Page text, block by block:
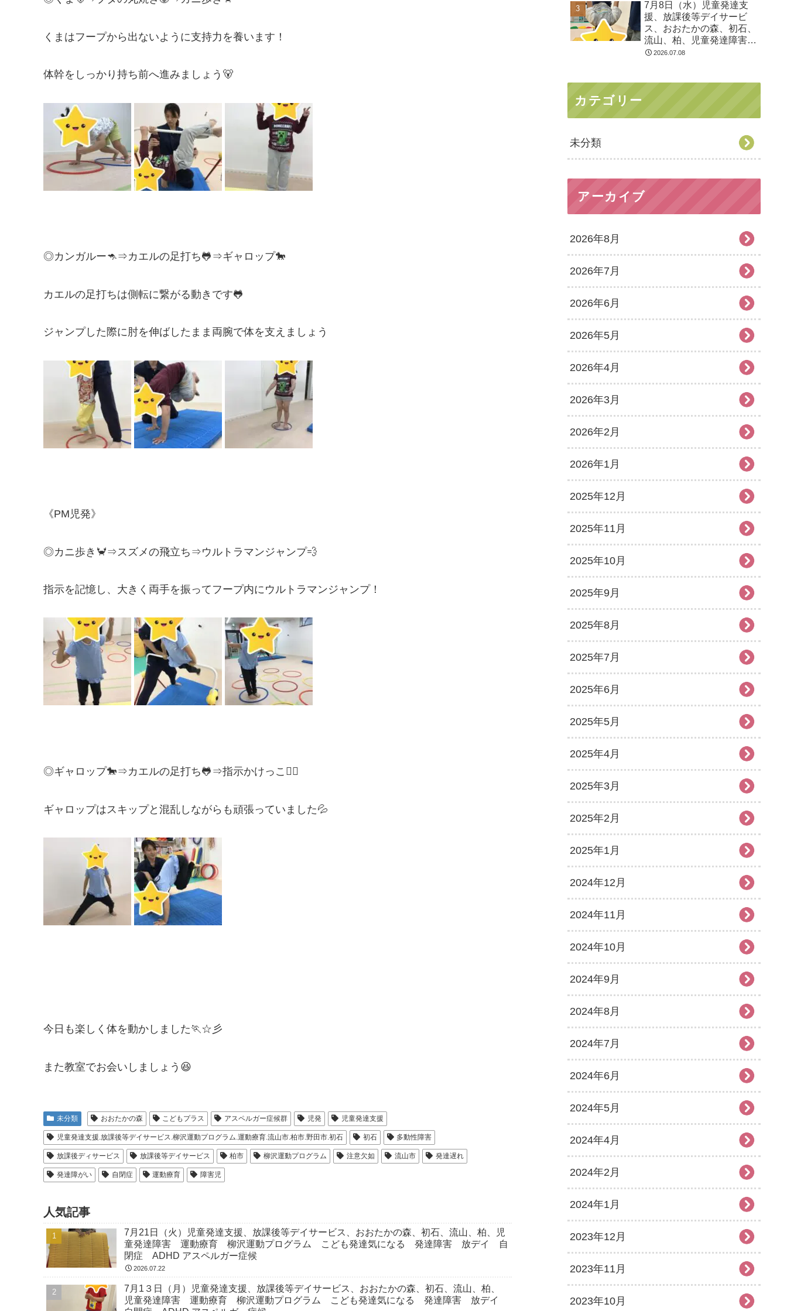
くまはフープから出ないように支持力を養います！
体幹をしっかり持ち前へ進みましょう🐻
◎カンガルー🦘⇒カエルの足打ち🐸⇒ギャロップ🐎
カエルの足打ちは側転に繋がる動きです🐸
ジャンプした際に肘を伸ばしたまま両腕で体を支えましょう
《PM児発》
◎カニ歩き🦀⇒スズメの飛立ち⇒ウルトラマンジャンプ💨
指示を記憶し、大きく両手を振ってフープ内にウルトラマンジャンプ！
◎ギャロップ🐎⇒カエルの足打ち🐸⇒指示かけっこ🏃‍♂️
ギャロップはスキップと混乱しながらも頑張っていました💦
今日も楽しく体を動かしました🏃☆彡
また教室でお会いしましょう😆
未分類 おおたかの森 こどもプラス アスペルガー症候群 児発 児童発達支援
児童発達支援.放課後等デイサービス.柳沢運動プログラム.運動療育.流山市.柏市.野田市.初石 初石 多動性障害
放課後ディサービス 放課後等デイサービス 柏市 柳沢運動プログラム 注意欠如 流山市 発達遅れ
発達障がい 自閉症 運動療育 障害児
人気記事
7月21日（火）児童発達支援、放課後等デイサービス、おおたかの森、初石、流山、柏、児
童発達障害 運動療育 柳沢運動プログラム こども発達気になる 発達障害 放デイ 自
閉症 ADHD アスペルガー症候
2026.07.22
7月1３日（月）児童発達支援、放課後等デイサービス、おおたかの森、初石、流山、柏、
児童発達障害 運動療育 柳沢運動プログラム こども発達気になる 発達障害 放デイ
る 発達障害 放デイ 自
閉症 ADHD アスペルガ
ー症候
7月8日（水）児童発達支
援、放課後等デイサービ
ス、おおたかの森、初石、
流山、柏、児童発達障害
運動療育 柳沢運動プログ
2026.07.08
カテゴリー
未分類
アーカイブ
2026年8月
2026年7月
2026年6月
2026年5月
2026年4月
2026年3月
2026年2月
2026年1月
2025年12月
2025年11月
2025年10月
2025年9月
2025年8月
2025年7月
2025年6月
2025年5月
2025年4月
2025年3月
2025年2月
2025年1月
2024年12月
2024年11月
2024年10月
2024年9月
2024年8月
2024年7月
2024年6月
2024年5月
2024年4月
2024年2月
2024年1月
2023年12月
2023年11月
2023年10月